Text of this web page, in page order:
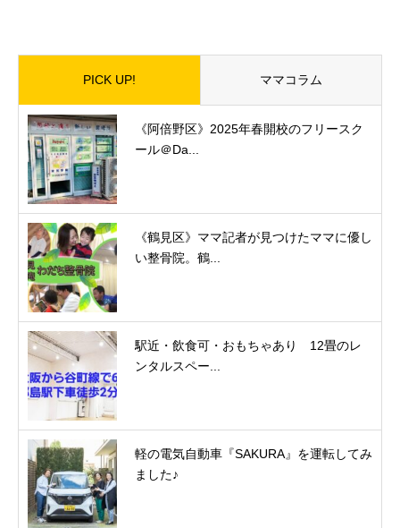
PICK UP! ママコラム
《阿倍野区》2025年春開校のフリースク
ール＠Da...
《鶴見区》ママ記者が見つけたママに優し
い整骨院。鶴...
駅近・飲食可・おもちゃあり 12畳のレ
ンタルスペー...
軽の電気自動車『SAKURA』を運転してみ
ました♪